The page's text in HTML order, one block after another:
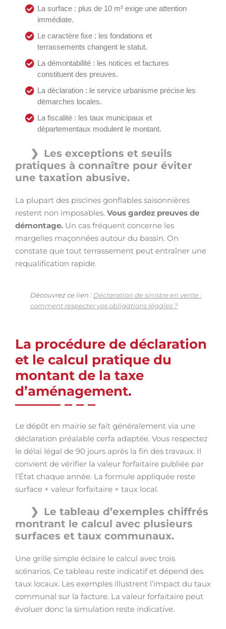
La surface : plus de 10 m² exige une attention
immédiate.
Le caractère fixe : les fondations et
terrassements changent le statut.
La démontabilité : les notices et factures
constituent des preuves.
La déclaration : le service urbanisme précise les
démarches locales.
La fiscalité : les taux municipaux et
départementaux modulent le montant.
Les exceptions et seuils
pratiques à connaître pour éviter
une taxation abusive.
La plupart des piscines gonflables saisonnières
restent non imposables. Vous gardez preuves de
démontage. Un cas fréquent concerne les
margelles maçonnées autour du bassin. On
constate que tout terrassement peut entraîner une
requalification rapide.
Découvrez ce lien : Déclaration de sinistre en vente :
comment respecter vos obligations légales ?
La procédure de déclaration
et le calcul pratique du
montant de la taxe
d’aménagement.
Le dépôt en mairie se fait généralement via une
déclaration préalable cerfa adaptée. Vous respectez
le délai légal de 90 jours après la fin des travaux. Il
convient de vérifier la valeur forfaitaire publiée par
l’État chaque année. La formule appliquée reste
surface × valeur forfaitaire × taux local.
Le tableau d’exemples chiffrés
montrant le calcul avec plusieurs
surfaces et taux communaux.
Une grille simple éclaire le calcul avec trois
scénarios. Ce tableau reste indicatif et dépend des
taux locaux. Les exemples illustrent l’impact du taux
communal sur la facture. La valeur forfaitaire peut
évoluer donc la simulation reste indicative.